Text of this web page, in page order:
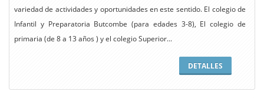
variedad de actividades y oportunidades en este sentido. El colegio de
Infantil y Preparatoria Butcombe (para edades 3-8), El colegio de
primaria (de 8 a 13 años ) y el colegio Superior...
DETALLES